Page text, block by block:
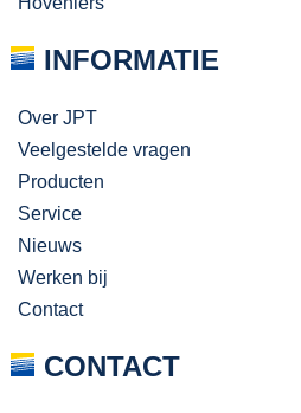
INFORMATIE
Over JPT
Veelgestelde vragen
Producten
Service
Nieuws
Werken bij
Contact
CONTACT